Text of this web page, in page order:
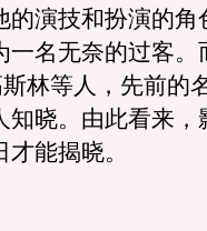
的演技和扮演的角
一名无奈的过客。
林等人，先前的
知晓。由此看来，
能揭晓。